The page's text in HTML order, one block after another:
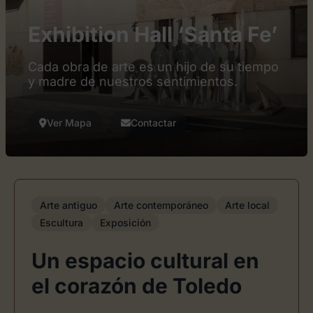
Exhibition Hall ‘Santa Fe’
Cada obra de arte es un hijo de su tiempo
y madre de nuestros sentimientos.
Ver Mapa Contactar
Arte antiguo Arte contemporáneo
Arte local
Escultura
Exposición
Un espacio cultural en
el corazón de Toledo